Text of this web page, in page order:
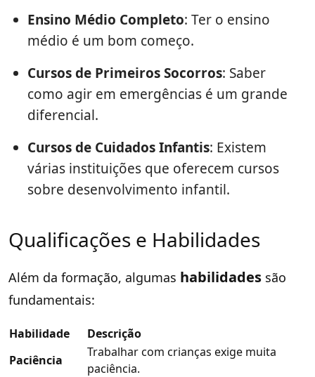
Ensino Médio Completo: Ter o ensino
médio é um bom começo.
Cursos de Primeiros Socorros: Saber
como agir em emergências é um grande
diferencial.
Cursos de Cuidados Infantis: Existem
várias instituições que oferecem cursos
sobre desenvolvimento infantil.
Qualificações e Habilidades
Além da formação, algumas habilidades são
fundamentais:
Habilidade
Descrição
Paciência
Trabalhar com crianças exige muita
paciência.